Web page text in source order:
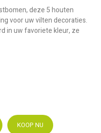
deze 5 houten
voor uw vilten decoraties.
in uw favoriete kleur, ze
KOOP NU